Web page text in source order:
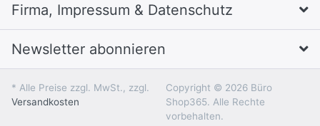
Firma, Impressum & Datenschutz
Newsletter abonnieren
* Alle Preise zzgl. MwSt., zzgl.
Versandkosten
Copyright © 2026 Büro
Shop365. Alle Rechte
vorbehalten.